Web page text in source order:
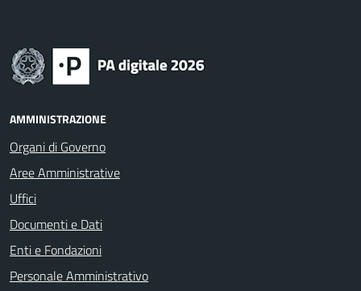
AMMINISTRAZIONE
Organi di Governo
Aree Amministrative
Uffici
Documenti e Dati
Enti e Fondazioni
Personale Amministrativo